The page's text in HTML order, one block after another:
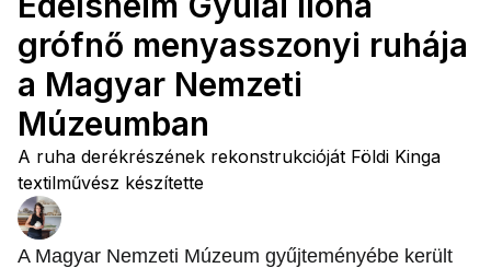
grófnő menyasszonyi ruhája
a Magyar Nemzeti
Múzeumban
A ruha derékrészének rekonstrukcióját Földi Kinga
textilművész készítette
A Magyar Nemzeti Múzeum gyűjteményébe került